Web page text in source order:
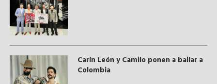
Carín León y Camilo ponen a bailar a
Colombia